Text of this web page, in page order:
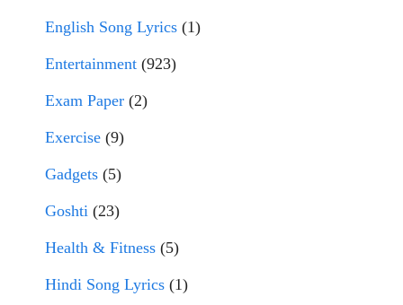
English Song Lyrics (1)
Entertainment (923)
Exam Paper (2)
Exercise (9)
Gadgets (5)
Goshti (23)
Health & Fitness (5)
Hindi Song Lyrics (1)